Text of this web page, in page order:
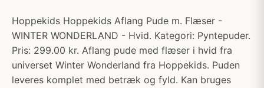
Hoppekids Hoppekids Aflang Pude m. Flæser -
WINTER WONDERLAND - Hvid. Kategori: Pyntepuder.
Pris: 299.00 kr. Aflang pude med flæser i hvid fra
universet Winter Wonderland fra Hoppekids. Puden
leveres komplet med betræk og fyld. Kan bruges